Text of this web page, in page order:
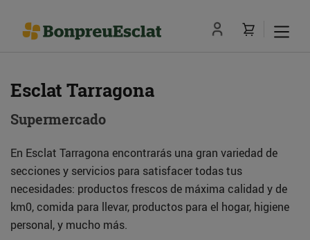
Esclat Tarragona
Supermercado
En Esclat Tarragona encontrarás una gran variedad de
secciones y servicios para satisfacer todas tus
necesidades: productos frescos de máxima calidad y de
km0, comida para llevar, productos para el hogar, higiene
personal, y mucho más.